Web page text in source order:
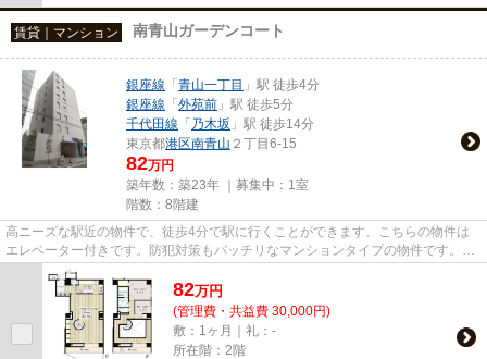
賃貸｜マンション 南青山ガーデンコート
銀座線 「青山一丁目 」駅 徒歩4分
銀座線 「外苑前 」駅 徒歩5分
千代田線 「 乃木坂 」駅 徒歩14分
東京都港区南青山 ２丁目6-15
82万円
築年数：築23年 ｜募集中： 1室
階数：8階建
高ニーズな駅近の物件で、徒歩4分で駅に行くことができます。こちらの物件は
エレベーター付きです。防犯対策もバッチリなマンションタイプの物件です。
「南青山ガーデンコート」の物件...
82万円
(管理費・共益費 30,000円)
敷：1ヶ月｜礼：-
所在階：2階